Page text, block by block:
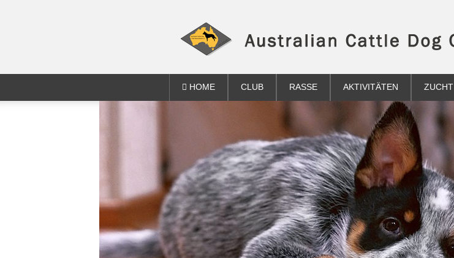
HOME CLUB RASSE AKTIVITÄTEN ZUCHT